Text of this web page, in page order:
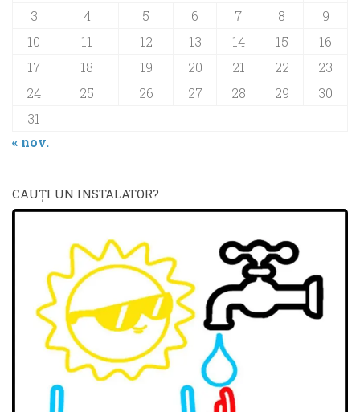
3
4 5 6 7 8
9
10
11 12 13 14 15
16
17
18 19 20 21 22
23
24
25 26 27 28 29
30
31
« nov.
CAUŢI UN INSTALATOR?